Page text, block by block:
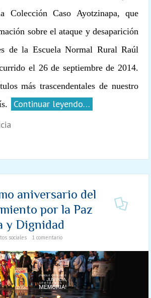
Colección Caso Ayotzinapa, que
sobre el ataque y desaparición
de la Escuela Normal Rural Raúl
el 26 de septiembre de 2014.
más trascendentales de nuestro
Continuar leyendo…
aniversario del
por la Paz
y Dignidad
sociales 1 comentario